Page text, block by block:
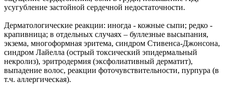
усугубление застойной сердечной недостаточности.
Дерматологические реакции: иногда - кожные сыпи; редко -
крапивница; в отдельных случаях – буллезные высыпания,
экзема, многоформная эритема, синдром Стивенса-Джонсона,
синдром Лайелла (острый токсический эпидермальный
некролиз), эритродермия (эксфолиативный дерматит),
выпадение волос, реакции фоточувствительности, пурпура (в
т.ч. аллергическая).